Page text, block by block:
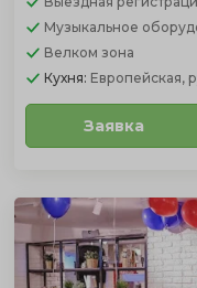
Музыкальное
Велком зона
Кухня: Европейская,
Заявка